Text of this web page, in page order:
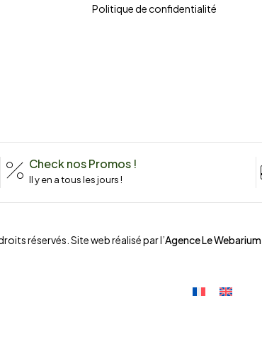
Politique de confidentialité
Check nos Promos !
Il y en a tous les jours !
droits réservés. Site web réalisé par l’Agence Le Webarium